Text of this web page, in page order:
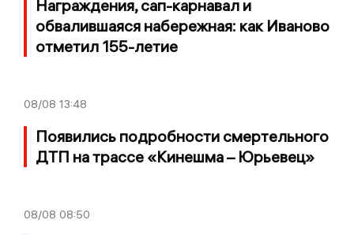
Награждения, сап-карнавал и
обвалившаяся набережная: как Иваново
отметил 155-летие
08/08 13:48
Появились подробности смертельного
ДТП на трассе «Кинешма – Юрьевец»
08/08 08:50